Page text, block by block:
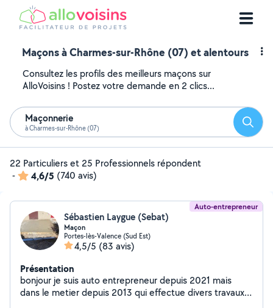
Maçons à Charmes-sur-Rhône (07) et alentours
Consultez les profils des meilleurs maçons sur
AlloVoisins ! Postez votre demande en 2 clics...
Maçonnerie
à Charmes-sur-Rhône (07)
22 Particuliers et 25 Professionnels répondent
-
4,6/5 (740 avis)
Auto-entrepreneur
Sébastien Laygue (Sebat)
Maçon
Portes-lès-Valence (Sud Est)
4,5/5 (83 avis)
Présentation
bonjour je suis auto entrepreneur depuis 2021 mais
dans le metier depuis 2013 qui effectue divers travaux ,